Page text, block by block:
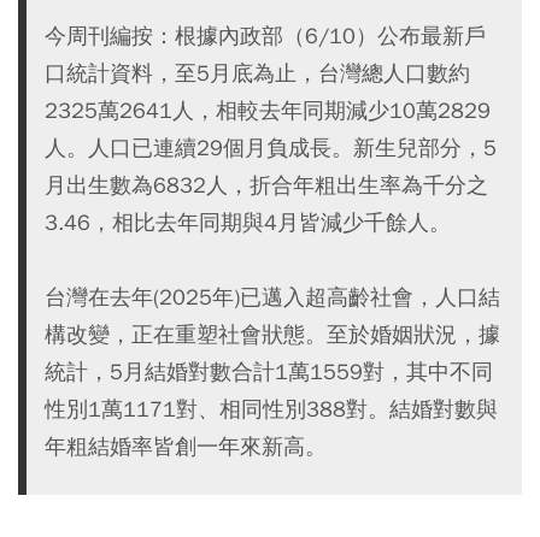
今周刊編按：根據內政部（6/10）公布最新戶
口統計資料，至5月底為止，台灣總人口數約
2325萬2641人，相較去年同期減少10萬2829
人。人口已連續29個月負成長。新生兒部分，5
月出生數為6832人，折合年粗出生率為千分之
3.46，相比去年同期與4月皆減少千餘人。
台灣在去年(2025年)已邁入超高齡社會，人口結
構改變，正在重塑社會狀態。至於婚姻狀況，據
統計，5月結婚對數合計1萬1559對，其中不同
性別1萬1171對、相同性別388對。結婚對數與
年粗結婚率皆創一年來新高。